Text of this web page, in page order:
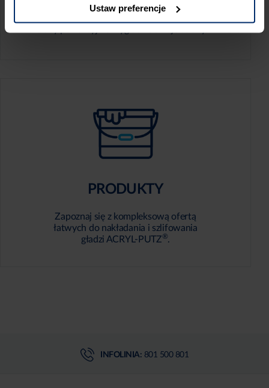
Ustaw preferencje
PRODUKTY
Zapoznaj się z kompleksową ofertą
łatwych do nakładania i szlifowania
gładzi ACRYL-PUTZ®.
INFOLINIA: 801 500 801